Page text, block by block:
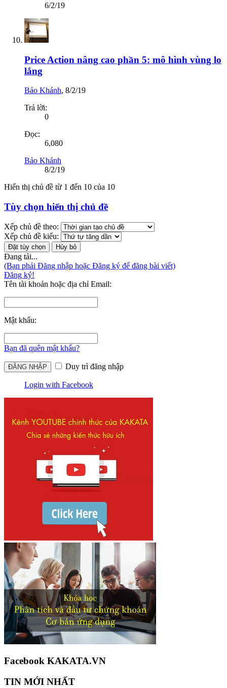
6/2/19
Price Action nâng cao phần 5: mô hình vùng lo
lắng
Bảo Khánh, 8/2/19
Trả lời:
0
Đọc:
6,080
Bảo Khánh
8/2/19
Hiển thị chủ đề từ 1 đến 10 của 10
Tùy chọn hiển thị chủ đề
Xếp chủ đề theo:
Xếp chủ đề kiểu:
Đang tải...
(Bạn phải Đăng nhập hoặc Đăng ký để đăng bài viết)
Đăng ký!
Tên tài khoản hoặc địa chỉ Email:
Mật khẩu:
Bạn đã quên mật khẩu?
Duy trì đăng nhập
Login with Facebook
Facebook KAKATA.VN
TIN MỚI NHẤT